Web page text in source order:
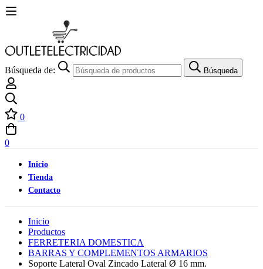
Búsqueda de: Búsqueda
0
0
Inicio
Tienda
Contacto
Inicio
Productos
FERRETERIA DOMESTICA
BARRAS Y COMPLEMENTOS ARMARIOS
Soporte Lateral Oval Zincado Lateral Ø 16 mm.